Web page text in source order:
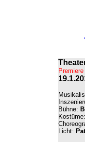
Premiere
Bühne:
Kostüme:
Licht: